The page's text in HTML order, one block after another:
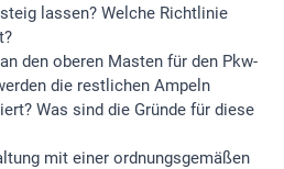
lassen? Welche Richtlinie
den oberen Masten für den Pkw-
die restlichen Ampeln
Was sind die Gründe für diese
mit einer ordnungsgemäßen